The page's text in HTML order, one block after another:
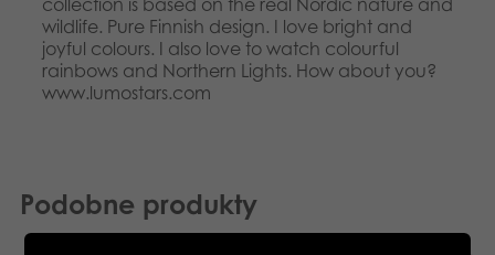
wildlife. Pure Finnish design. I love bright and
joyful colours. I also love to watch colourful
rainbows and Northern Lights. How about you?
www.lumostars.com
Podobne produkty